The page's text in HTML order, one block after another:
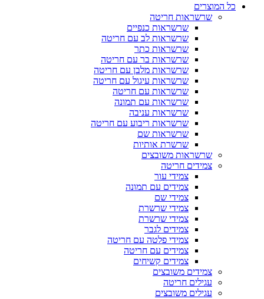
כל המוצרים
שרשראות חריטה
שרשראות כנפיים
שרשראות לב עם חריטה
שרשראות כתר
שרשראות בר עם חריטה
שרשראות מלבן עם חריטה
שרשראות עיגול עם חריטה
שרשראות עם חריטה
שרשראות עם תמונה
שרשראות עניבה
שרשראות ריבוע עם חריטה
שרשראות שם
שרשרת אותיות
שרשראות משובצים
צמידים חריטה
צמידי עור
צמידים עם תמונה
צמידי שם
צמידי שרשרת
צמידי שרשרת
צמידים לגבר
צמידי פלטה עם חריטה
צמידים עם חריטה
צמידים קשיחים
צמידים משובצים
עגילים חריטה
עגילים משובצים